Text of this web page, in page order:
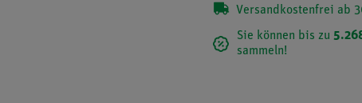
Versandkostenfrei ab
Sie können bis zu
sammeln!